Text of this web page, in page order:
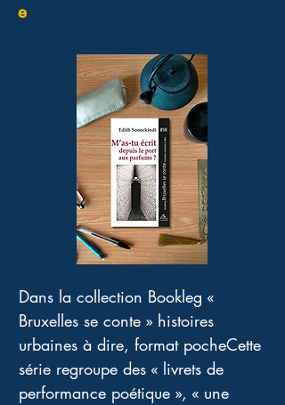
e
Dans la collection Bookleg «
Bruxelles se conte » histoires
urbaines à dire, format pocheCette
série regroupe des « livrets de
performance poétique », « une